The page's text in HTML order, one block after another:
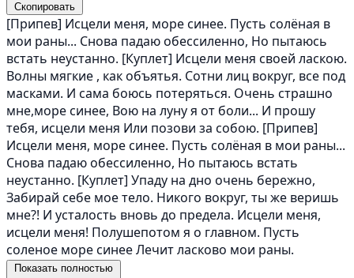
Скопировать
[Припев] Исцели меня, море синее. Пусть солёная в
мои раны... Снова падаю обессиленно, Но пытаюсь
встать неустанно. [Куплет] Исцели меня своей ласкою.
Волны мягкие , как объятья. Сотни лиц вокруг, все под
масками. И сама боюсь потеряться. Очень страшно
мне,море синее, Вою на луну я от боли... И прошу
тебя, исцели меня Или позови за собою. [Припев]
Исцели меня, море синее. Пусть солёная в мои раны...
Снова падаю обессиленно, Но пытаюсь встать
неустанно. [Куплет] Упаду на дно очень бережно,
Забирай себе мое тело. Никого вокруг, ты же веришь
мне?! И усталость вновь до предела. Исцели меня,
исцели меня! Полушепотом я о главном. Пусть
соленое море синее Лечит ласково мои раны.
Показать полностью